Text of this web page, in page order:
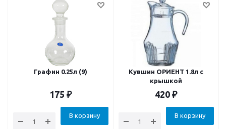
Графин 0.25л (9)
175 ₽
В корзину
Кувшин ОРИЕНТ 1.8л с
крышкой
420 ₽
В корзину